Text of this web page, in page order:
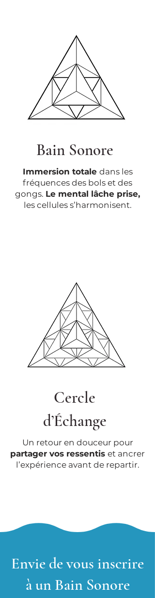
Bain Sonore
Immersion totale dans les
fréquences des bols et des
gongs. Le mental lâche prise,
les cellules s’harmonisent.
Cercle
d’Échange
Un retour en douceur pour
partager vos ressentis et ancrer
l’expérience avant de repartir.
Envie de vous inscrire
à un Bain Sonore